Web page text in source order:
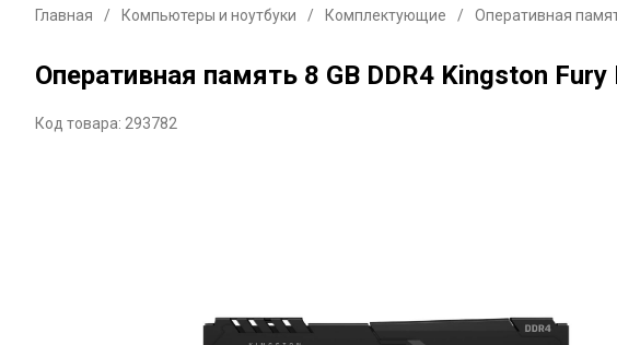
Главная / Компьютеры и ноутбуки / Комплектующие / Оперативная
Оперативная память 8 GB DDR4 Kingston
Код товара: 293782